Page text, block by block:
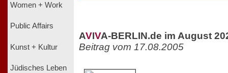
Women + Work
Public Affairs
Kunst + Kultur
Jüdisches Leben
AVIVA-BERLIN.de im August
Beitrag vom 17.08.2005